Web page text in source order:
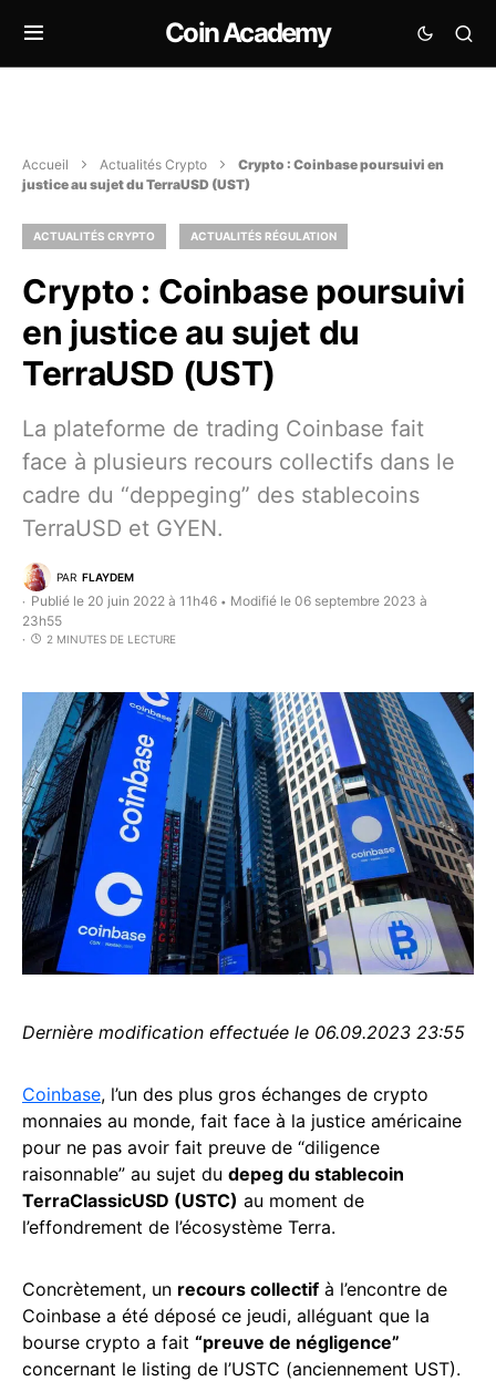
Coin Academy
Accueil Actualités Crypto
Crypto : Coinbase poursuivi en
justice au sujet du TerraUSD (UST)
ACTUALITÉS CRYPTO ACTUALITÉS RÉGULATION
Crypto : Coinbase poursuivi
en justice au sujet du
TerraUSD (UST)
La plateforme de trading Coinbase fait
face à plusieurs recours collectifs dans le
cadre du “deppeging” des stablecoins
TerraUSD et GYEN.
PAR FLAYDEM
Publié le 20 juin 2022 à 11h46 • Modifié le 06 septembre 2023 à
23h55
2 MINUTES DE LECTURE
Dernière modification effectuée le 06.09.2023 23:55
Coinbase, l’un des plus gros échanges de crypto
monnaies au monde, fait face à la justice américaine
pour ne pas avoir fait preuve de “diligence
raisonnable” au sujet du depeg du stablecoin
TerraClassicUSD (USTC) au moment de
l’effondrement de l’écosystème Terra.
Concrètement, un recours collectif à l’encontre de
Coinbase a été déposé ce jeudi, alléguant que la
bourse crypto a fait “preuve de négligence”
concernant le listing de l’USTC (anciennement UST).